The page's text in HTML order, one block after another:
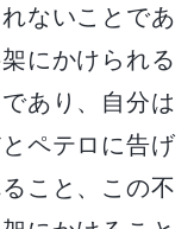
ないことであ
にかけられる
あり、自分は
ペテロに告げ
こと、この不